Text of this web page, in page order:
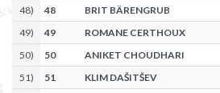
48) 48 BRIT BÄRENGRUB
49) 49 ROMANE CERTHOUX
50) 50 ANIKET CHOUDHARI
51) 51 KLIM DAŠITŠEV